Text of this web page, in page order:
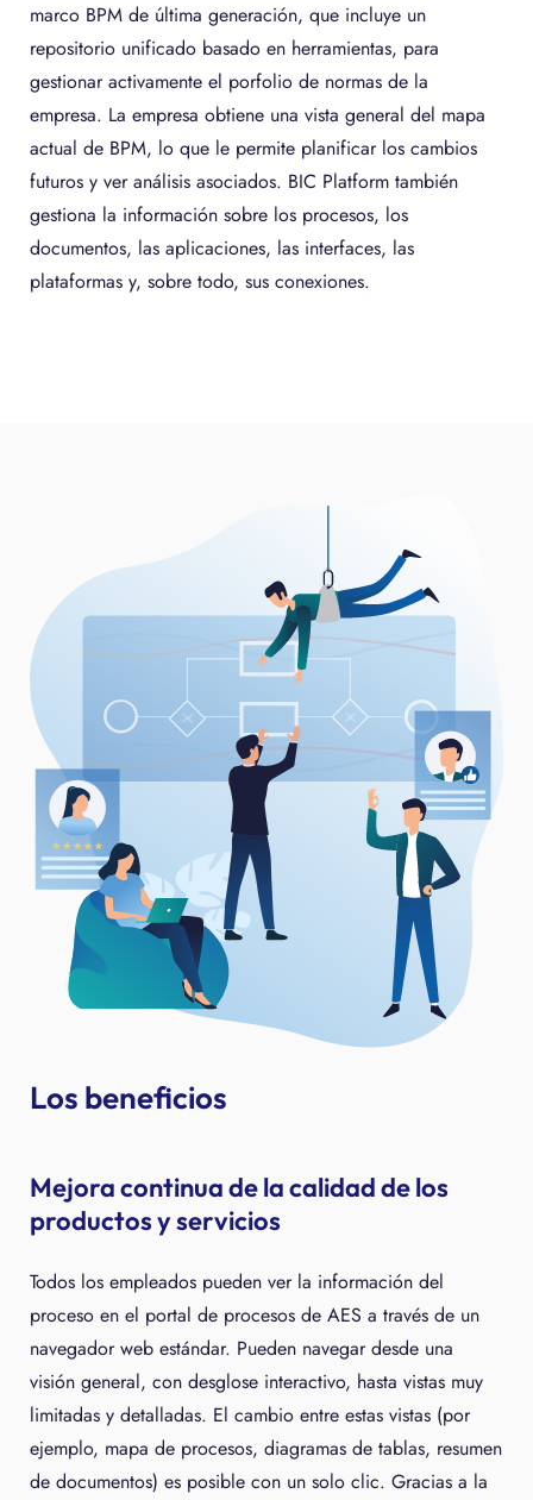
marco BPM de última generación, que incluye un
repositorio unificado basado en herramientas, para
gestionar activamente el porfolio de normas de la
empresa. La empresa obtiene una vista general del mapa
actual de BPM, lo que le permite planificar los cambios
futuros y ver análisis asociados. BIC Platform también
gestiona la información sobre los procesos, los
documentos, las aplicaciones, las interfaces, las
plataformas y, sobre todo, sus conexiones.
Los beneficios
Mejora continua de la calidad de los
productos y servicios
Todos los empleados pueden ver la información del
proceso en el portal de procesos de AES a través de un
navegador web estándar. Pueden navegar desde una
visión general, con desglose interactivo, hasta vistas muy
limitadas y detalladas. El cambio entre estas vistas (por
ejemplo, mapa de procesos, diagramas de tablas, resumen
de documentos) es posible con un solo clic. Gracias a la